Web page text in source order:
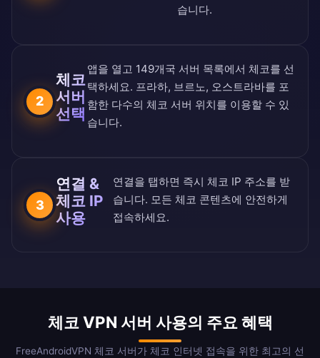
습니다.
2
체코
서버
선택
앱을 열고 149개국 서버 목록에서 체코를 선
택하세요. 프라하, 브르노, 오스트라바를 포
함한 다수의 체코 서버 위치를 이용할 수 있
습니다.
3
연결 &
체코 IP
사용
연결을 탭하면 즉시 체코 IP 주소를 받
습니다. 모든 체코 콘텐츠에 안전하게
접속하세요.
체코 VPN 서버 사용의 주요 혜택
FreeAndroidVPN 체코 서버가 체코 인터넷 접속을 위한 최고의 선